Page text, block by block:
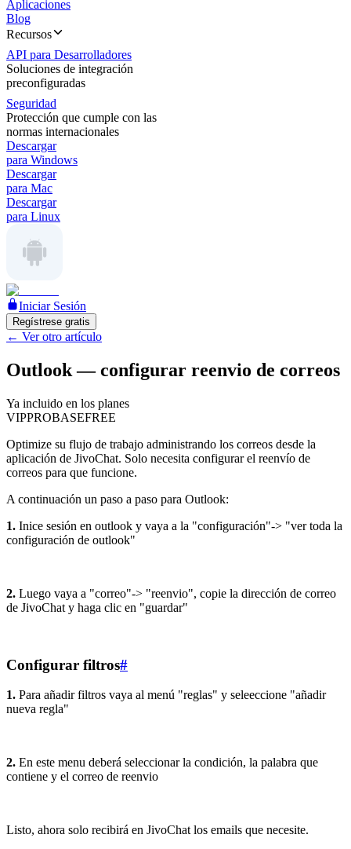
Aplicaciones
Blog
Recursos
API para Desarrolladores
Soluciones de integración
preconfiguradas
Seguridad
Protección que cumple con las
normas internacionales
Descargar
para Windows
Descargar
para Mac
Descargar
para Linux
Iniciar Sesión
Regístrese gratis
← Ver otro artículo
Outlook — configurar reenvio de correos
Ya incluido en los planes
VIPPROBASEFREE
Optimize su flujo de trabajo administrando los correos desde la
aplicación de JivoChat. Solo necesita configurar el reenvío de
correos para que funcione.
A continuación un paso a paso para Outlook:
1. Inice sesión en outlook y vaya a la "configuración"-> "ver toda la
configuración de outlook"
2. Luego vaya a "correo"-> "reenvio", copie la dirección de correo
de JivoChat y haga clic en "guardar"
Configurar filtros#
1. Para añadir filtros vaya al menú "reglas" y seleeccione "añadir
nueva regla"
2. En este menu deberá seleccionar la condición, la palabra que
contiene y el correo de reenvio
Listo, ahora solo recibirá en JivoChat los emails que necesite.